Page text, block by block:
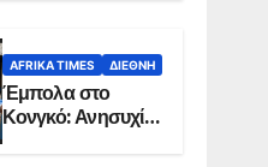
Σομαλία
AFRIKA TIMES ΔΙΕΘΝΉ
Έμπολα στο
Κονγκό: Ανησυχία
για τη μεγάλη